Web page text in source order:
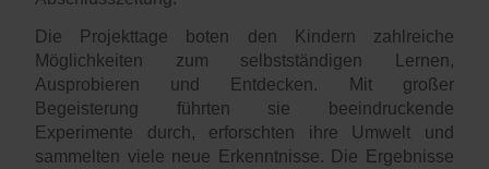
Die Projekttage boten den Kindern zahlreiche
Möglichkeiten zum selbstständigen Lernen,
Ausprobieren und Entdecken. Mit großer
Begeisterung führten sie beeindruckende
Experimente durch, erforschten ihre Umwelt und
sammelten viele neue Erkenntnisse. Die Ergebnisse